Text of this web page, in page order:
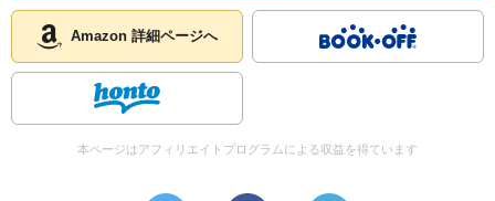
Amazon 詳細ページへ
本ページはアフィリエイトプログラムによる収益を得ています